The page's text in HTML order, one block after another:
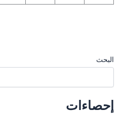
البحث
إحصاءات